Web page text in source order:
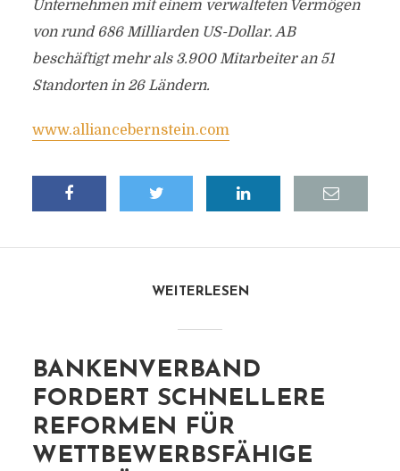
Unternehmen mit einem verwalteten Vermögen
von rund 686 Milliarden US-Dollar. AB
beschäftigt mehr als 3.900 Mitarbeiter an 51
Standorten in 26 Ländern.
www.alliancebernstein.com
WEITERLESEN
BANKENVERBAND
FORDERT SCHNELLERE
REFORMEN FÜR
WETTBEWERBSFÄHIGE